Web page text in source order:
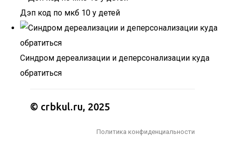
Дэп код по мкб 10 у детей
Синдром дереализации и деперсонализации куда
обратиться
© crbkul.ru, 2025
Политика конфиденциальности